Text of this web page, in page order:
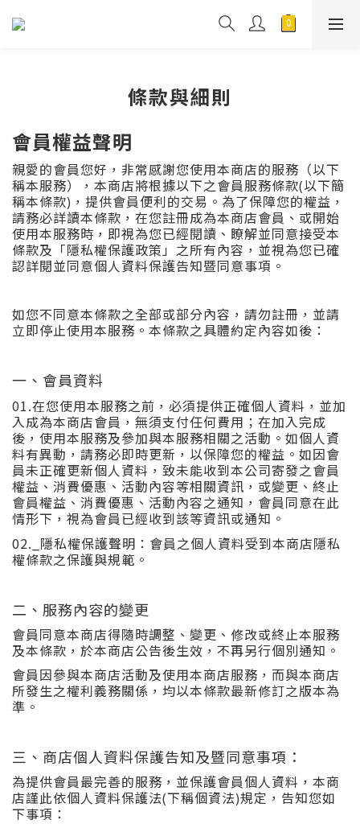
條款與細則
會員權益聲明
親愛的會員您好，非常感謝您使用本商店的服務（以下
稱本服務），本商店將根據以下之會員服務條款(以下簡
稱本條款)，提供會員便利的交易。為了保障您的權益，
請務必詳讀本條款，在您註冊成為本商店會員、或開始
使用本服務時，即視為您已經閱讀、瞭解並同意接受本
條款及「隱私權保護政策」之所有內容，並視為您已確
認詳閱並同意個人資料保護告知暨同意事項。
如您不同意本條款之全部或部分內容，請勿註冊，並請
立即停止使用本服務。本條款之具體約定內容如後：
一、會員資料
01.在您使用本服務之前，必須提供正確個人資料，並加
入成為本商店會員，無須支付任何費用；在加入完成
後，使用本服務及參加與本服務相關之活動。如個人資
料有異動，請務必即時更新，以保障您的權益。如因會
員未正確更新個人資料，致未能收到本公司寄發之會員
權益、消費優惠、活動內容等相關資訊，或變更、終止
會員權益、消費優惠、活動內容之通知，會員同意在此
情形下，視為會員已經收到該等資訊或通知。
02._ 隱私權保護聲明：會員之個人資料受到本商店隱私
權條款之保護與規範。
二、服務內容的變更
會員同意本商店得隨時調整、變更、修改或終止本服務
及本條款，於本商店公告後生效，不再另行個別通知。
會員因參與本商店活動及使用本商店服務，而與本商店
所發生之權利義務關係，均以本條款最新修訂之版本為
準。
三、商店個人資料保護告知及暨同意事項：
為提供會員最完善的服務，並保護會員個人資料，本商
店謹此依個人資料保護法(下稱個資法)規定，告知您如
下事項：